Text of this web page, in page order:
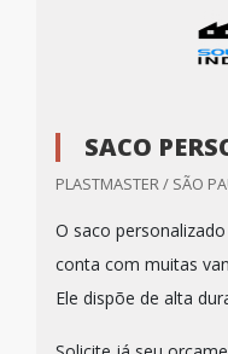
SACO
PLASTMASTER / SÃO
O saco
conta com muitas
Ele dispõe de alta